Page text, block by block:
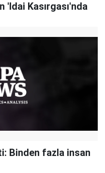
'Idai Kasırgası'nda
Binden fazla insan